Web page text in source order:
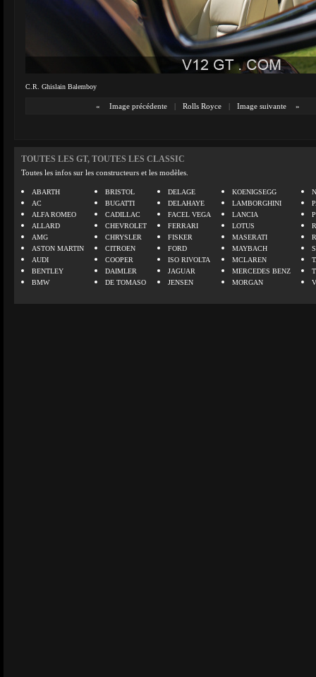
C.R. Ghislain Balemboy
« Image précédente | Rolls Royce | Image suivante »
TOUTES LES GT, TOUTES LES CLASSIC
Toutes les infos sur les constructeurs et les modèles.
ABARTH
AC
ALFA ROMEO
ALLARD
AMG
ASTON MARTIN
AUDI
BENTLEY
BMW
BRISTOL
BUGATTI
CADILLAC
CHEVROLET
CHRYSLER
CITROEN
COOPER
DAIMLER
DE TOMASO
DELAGE
DELAHAYE
FACEL VEGA
FERRARI
FISKER
FORD
ISO RIVOLTA
JAGUAR
JENSEN
KOENIGSEGG
LAMBORGHINI
LANCIA
LOTUS
MASERATI
MAYBACH
MCLAREN
MERCEDES BENZ
MORGAN